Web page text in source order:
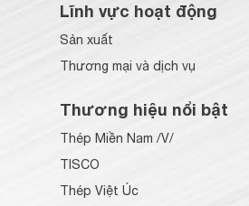
Lĩnh vực hoạt động
Sản xuất
Thương mại và dịch vụ
Thương hiệu nổi bật
Thép Miền Nam /V/
TISCO
Thép Việt Úc